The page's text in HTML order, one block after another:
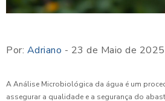
Por: Adriano - 23 de Maio de 2025
A Análise Microbiológica da água é um
assegurar a qualidade e a segurança do